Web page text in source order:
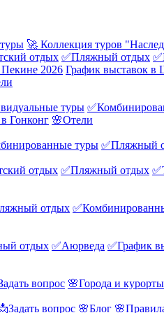
🚀 Коллекция туров
отдых ✅Пляжный отдых
2026 График выставок в
туры
Гонконг 🌸Отели
туры ✅Пляжный
отдых ✅Пляжный отдых
отдых
отдых ✅Аюрведа ✅График
вопрос 🌸Города и
вопрос 🌸Блог